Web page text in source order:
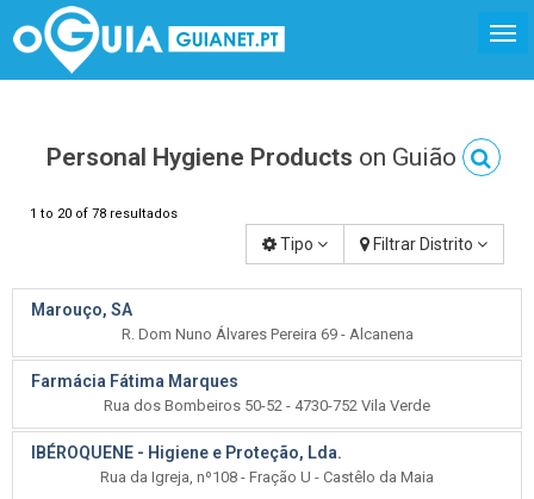
Personal Hygiene Products on Guião
1 to 20 of 78 resultados
Tipo Filtrar Distrito
Marouço, SA
R. Dom Nuno Álvares Pereira 69 - Alcanena
Farmácia Fátima Marques
Rua dos Bombeiros 50-52 - 4730-752 Vila Verde
IBÉROQUENE - Higiene e Proteção, Lda.
Rua da Igreja, nº108 - Fração U - Castêlo da Maia